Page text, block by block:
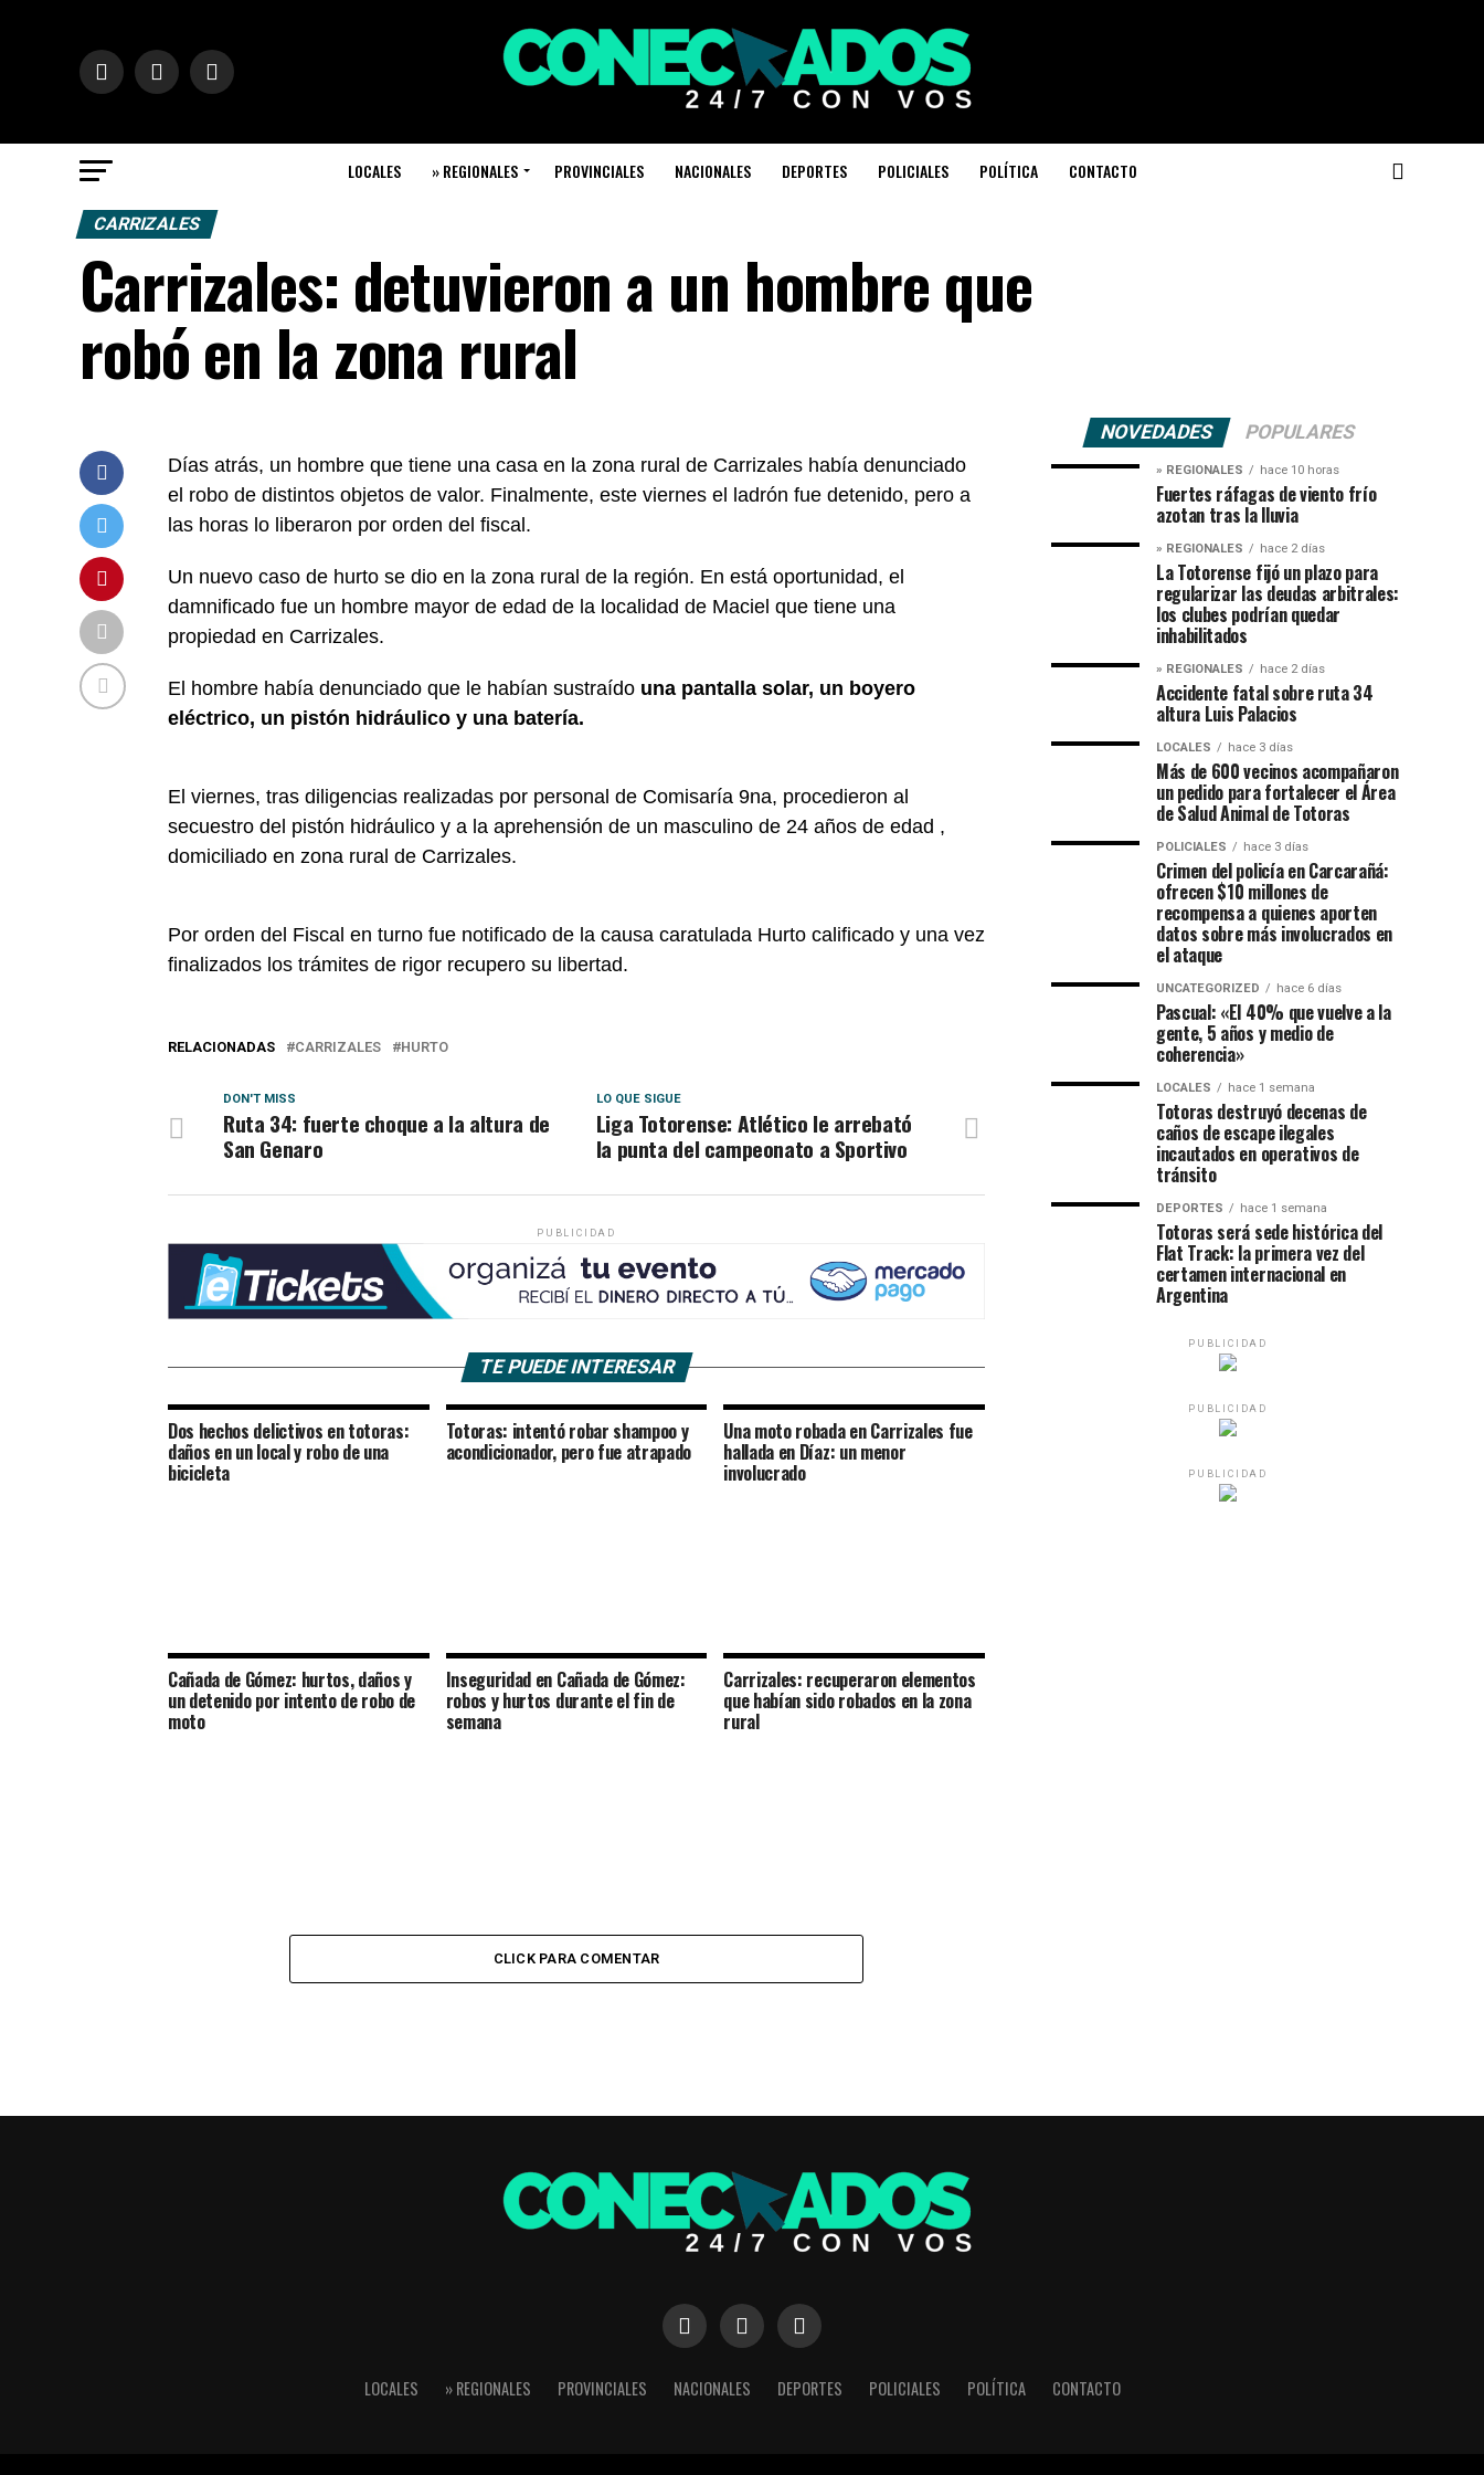
LOCALES » REGIONALES PROVINCIALES NACIONALES DEPORTES POLICIALES POLÍTICA CONTACTO
CARRIZALES
Carrizales: detuvieron a un hombre que
robó en la zona rural
Días atrás, un hombre que tiene una casa en la zona rural de Carrizales había denunciado
el robo de distintos objetos de valor. Finalmente, este viernes el ladrón fue detenido, pero a
las horas lo liberaron por orden del fiscal.
Un nuevo caso de hurto se dio en la zona rural de la región. En está oportunidad, el
damnificado fue un hombre mayor de edad de la localidad de Maciel que tiene una
propiedad en Carrizales.
El hombre había denunciado que le habían sustraído una pantalla solar, un boyero
eléctrico, un pistón hidráulico y una batería.
El viernes, tras diligencias realizadas por personal de Comisaría 9na, procedieron al
secuestro del pistón hidráulico y a la aprehensión de un masculino de 24 años de edad ,
domiciliado en zona rural de Carrizales.
Por orden del Fiscal en turno fue notificado de la causa caratulada Hurto calificado y una vez
finalizados los trámites de rigor recupero su libertad.
RELACIONADAS CARRIZALES HURTO
LO QUE SIGUE
Liga Totorense: Atlético le arrebató
la punta del campeonato a Sportivo
DON'T MISS
Ruta 34: fuerte choque a la altura de
San Genaro
PUBLICIDAD
TE PUEDE INTERESAR
Dos hechos delictivos en totoras:
daños en un local y robo de una
bicicleta
Totoras: intentó robar shampoo y
acondicionador, pero fue atrapado
Una moto robada en Carrizales fue
hallada en Díaz: un menor
involucrado
Cañada de Gómez: hurtos, daños y
un detenido por intento de robo de
moto
Inseguridad en Cañada de Gómez:
robos y hurtos durante el fin de
semana
Carrizales: recuperaron elementos
que habían sido robados en la zona
rural
CLICK PARA COMENTAR
NOVEDADES POPULARES
» REGIONALES hace 10 horas
Fuertes ráfagas de viento frío
azotan tras la lluvia
» REGIONALES hace 2 días
La Totorense fijó un plazo para
regularizar las deudas arbitrales:
los clubes podrían quedar
inhabilitados
» REGIONALES hace 2 días
Accidente fatal sobre ruta 34
altura Luis Palacios
LOCALES hace 3 días
Más de 600 vecinos acompañaron
un pedido para fortalecer el Área
de Salud Animal de Totoras
POLICIALES hace 3 días
Crimen del policía en Carcarañá:
ofrecen $10 millones de
recompensa a quienes aporten
datos sobre más involucrados en
el ataque
UNCATEGORIZED hace 6 días
Pascual: «El 40% que vuelve a la
gente, 5 años y medio de
coherencia»
LOCALES hace 1 semana
Totoras destruyó decenas de
caños de escape ilegales
incautados en operativos de
tránsito
DEPORTES hace 1 semana
Totoras será sede histórica del
Flat Track: la primera vez del
certamen internacional en
Argentina
PUBLICIDAD
PUBLICIDAD
PUBLICIDAD
LOCALES » REGIONALES PROVINCIALES NACIONALES DEPORTES POLICIALES POLÍTICA CONTACTO